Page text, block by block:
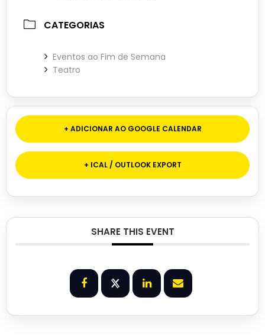
CATEGORIAS
Eventos ao Fim de Semana
Teatro
+ ADICIONAR AO GOOGLE CALENDAR
+ ICAL / OUTLOOK EXPORT
SHARE THIS EVENT